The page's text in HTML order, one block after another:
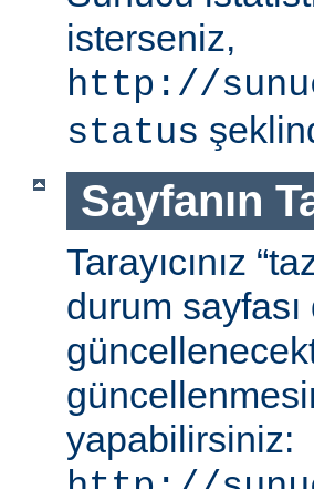
isterseniz,
http://
status
Sayfanın
Tarayıcınız
durum
yapabilirsiniz: